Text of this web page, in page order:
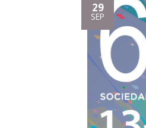
29
SEP